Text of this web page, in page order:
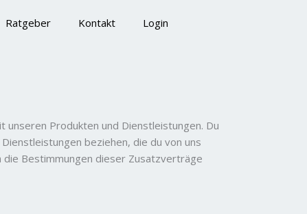
Ratgeber Kontakt Login
unseren Produkten und Dienstleistungen. Du
beziehen, die du von uns
Bestimmungen dieser Zusatzverträge